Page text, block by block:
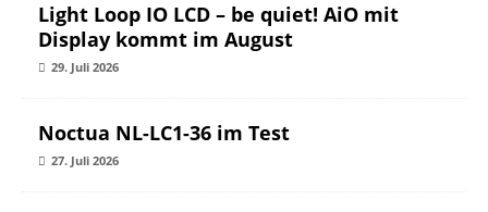
Light Loop IO LCD – be quiet! AiO mit
Display kommt im August
29. Juli 2026
Noctua NL-LC1-36 im Test
27. Juli 2026